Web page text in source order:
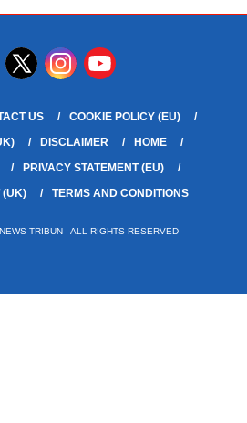
US
COOKIE POLICY (EU)
DISCLAIMER
HOME
PRIVACY STATEMENT (EU)
(UK)
TERMS AND CONDITIONS
TRIBUN - ALL RIGHTS RESERVED